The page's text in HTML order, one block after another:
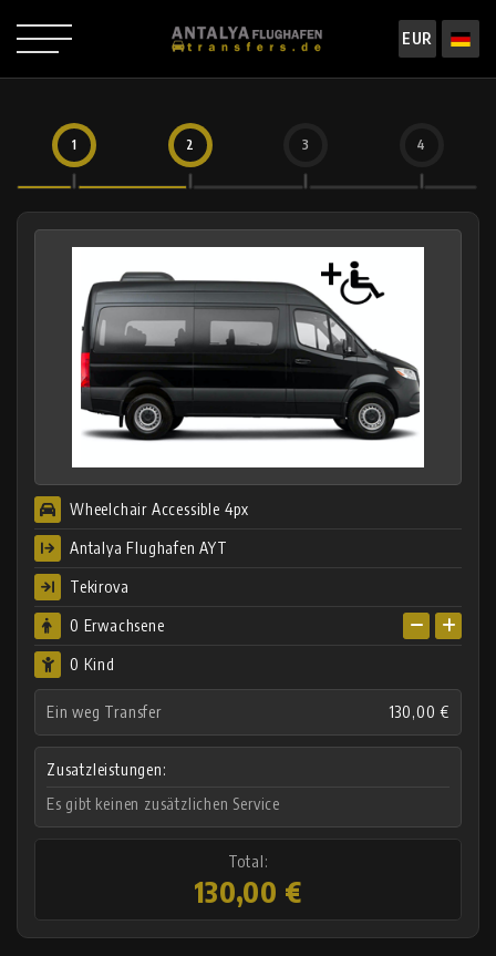
EUR
1 2 3 4
Wheelchair Accessible 4px
Antalya Flughafen AYT
Tekirova
0 Erwachsene
0 Kind
Ein weg Transfer 130,00 €
Zusatzleistungen:
Es gibt keinen zusätzlichen Service
Total:
130,00 €